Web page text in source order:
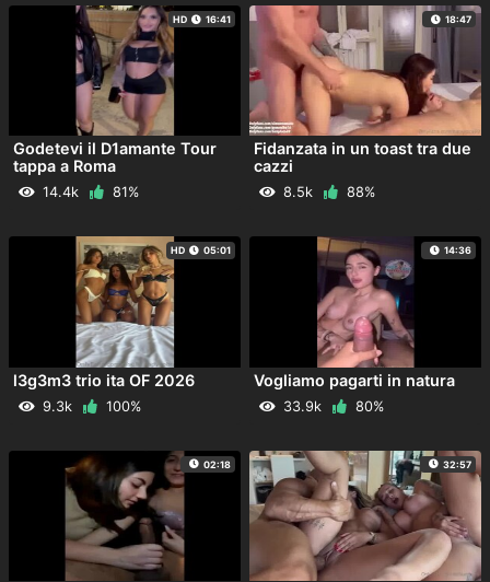
HD 16:41
Godetevi il D1amante Tour
tappa a Roma
14.4k 81%
18:47
Fidanzata in un toast tra due
cazzi
8.5k 88%
HD 05:01
l3g3m3 trio ita OF 2026
9.3k 100%
14:36
Vogliamo pagarti in natura
33.9k 80%
02:18 32:57